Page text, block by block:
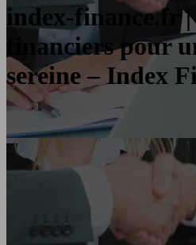
index-finance.fr
financiers pour
sereine – Index